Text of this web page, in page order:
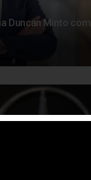
Duncan Minto